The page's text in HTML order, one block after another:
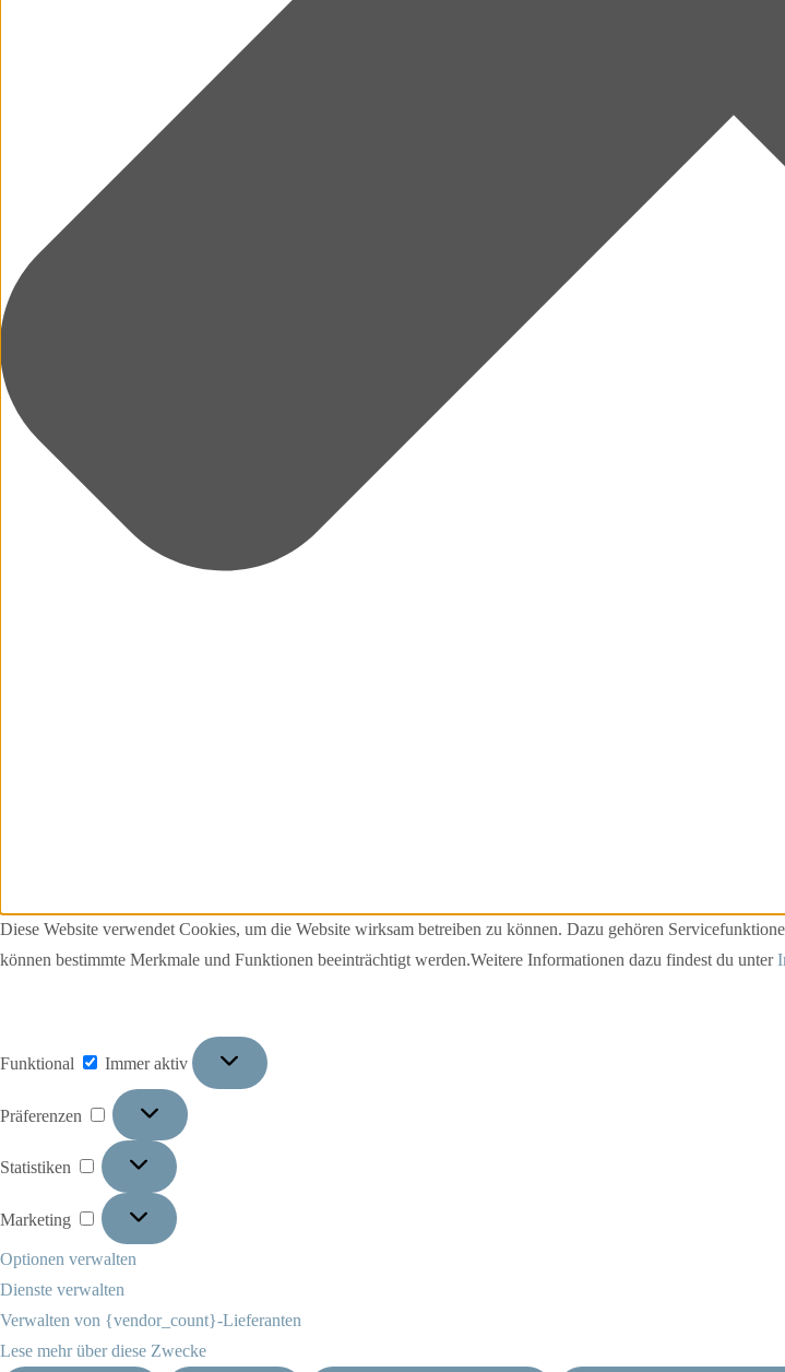
Diese Website verwendet Cookies, um die Website wirksam betreiben zu können. Dazu gehören
können bestimmte Merkmale und Funktionen beeinträchtigt werden.Weitere Informationen dazu findest du unter
Funktional Immer aktiv
Präferenzen
Präferenzen
Statistiken
Statistiken
Marketing
Marketing
Optionen verwalten
Dienste verwalten
Verwalten von {vendor_count}-Lieferanten
Lese mehr über diese Zwecke